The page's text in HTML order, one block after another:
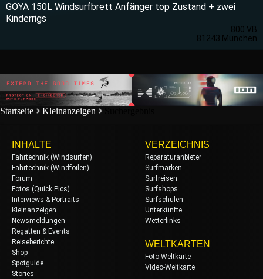
GOYA 150L Windsurfbrett Anfänger top Zustand + zwei
Kinderrigs
800 VB
81243 München
Startseite Kleinanzeigen
INHALTE
Fahrtechnik (Windsurfen)
Fahrtechnik (Windfoilen)
Forum
Fotos (Quick Pics)
Interviews & Portraits
Kleinanzeigen
Newsmeldungen
Regatten & Events
Reiseberichte
Shop
Spotguide
Stories
VERZEICHNIS
Reparaturanbieter
Surfmarken
Surfreisen
Surfshops
Surfschulen
Unterkünfte
Wetterlinks
WELTKARTEN
Foto-Weltkarte
Video-Weltkarte